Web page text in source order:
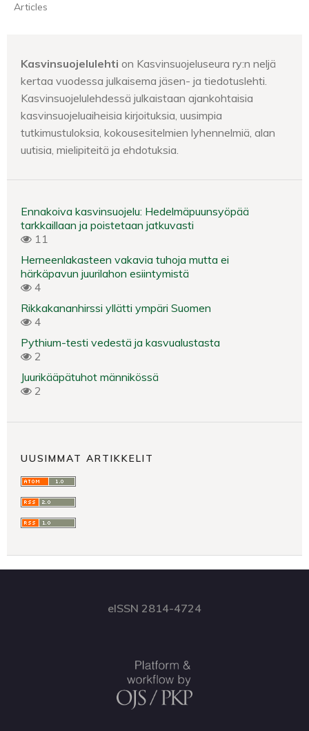
Articles
Kasvinsuojelulehti on Kasvinsuojeluseura ry:n neljä
kertaa vuodessa julkaisema jäsen- ja tiedotuslehti.
Kasvinsuojelulehdessä julkaistaan ajankohtaisia
kasvinsuojeluaiheisia kirjoituksia, uusimpia
tutkimustuloksia, kokousesitelmien lyhennelmiä, alan
uutisia, mielipiteitä ja ehdotuksia.
Ennakoiva kasvinsuojelu: Hedelmäpuunsyöpää
tarkkaillaan ja poistetaan jatkuvasti
11
Herneenlakasteen vakavia tuhoja mutta ei
härkäpavun juurilahon esiintymistä
4
Rikkakananhirssi yllätti ympäri Suomen
4
Pythium-testi vedestä ja kasvualustasta
2
Juurikääpätuhot männikössä
2
UUSIMMAT ARTIKKELIT
eISSN 2814-4724